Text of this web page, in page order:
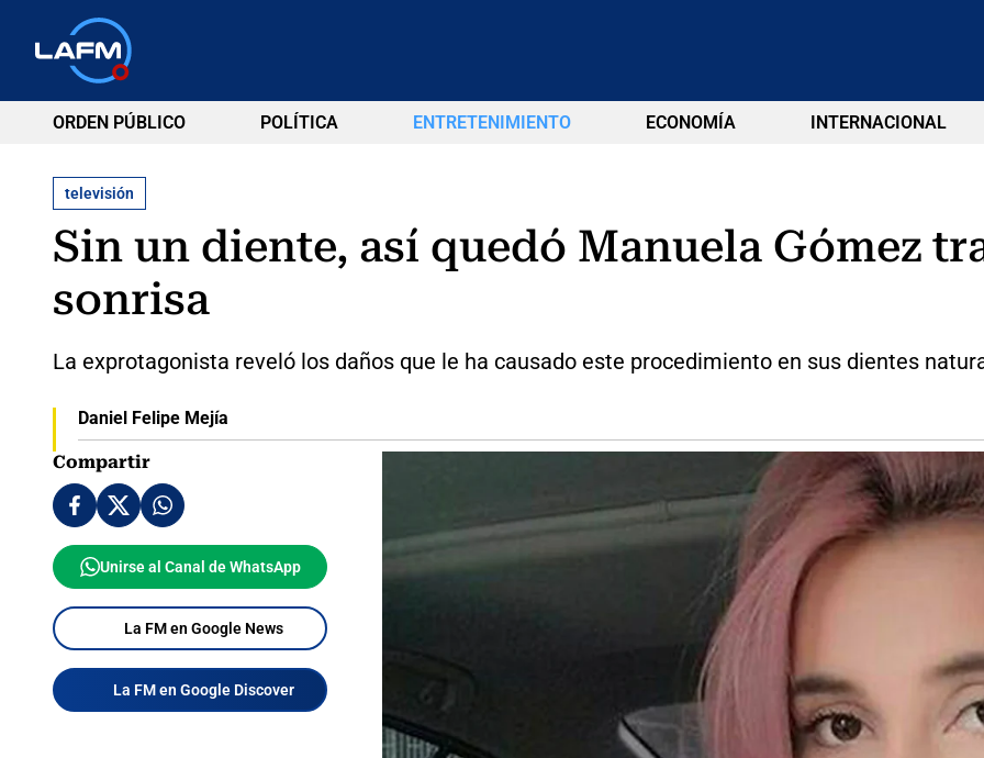
ORDEN PÚBLICO POLÍTICA ENTRETENIMIENTO ECONOMÍA INTERNACIONAL
televisión
Sin un diente, así quedó Manuela Gómez
sonrisa
La exprotagonista reveló los daños que le ha causado este procedimiento en sus dientes
Daniel Felipe Mejía
Compartir
Unirse al Canal de WhatsApp
La FM en Google News
La FM en Google Discover